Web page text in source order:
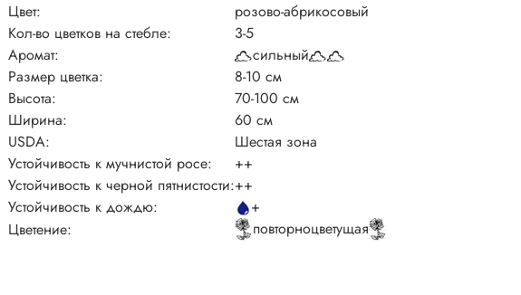
Цвет:
розово-абрикосовый
Кол-во цветков на стебле:
3-5
Аромат:
сильный
Размер цветка:
8-10 см
Высота:
70-100 см
Ширина:
60 см
USDA:
Шестая зона
Устойчивость к мучнистой росе:
++
Устойчивость к черной пятнистости:++
Устойчивость к дождю:
+
Цветение:
повторноцветущая